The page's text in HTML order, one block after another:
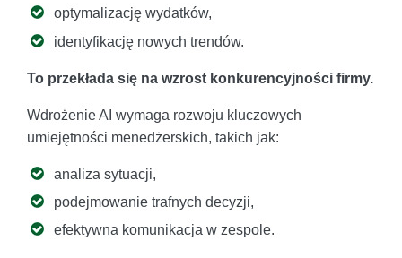
optymalizację wydatków,
identyfikację nowych trendów.
To przekłada się na wzrost konkurencyjności firmy.
Wdrożenie AI wymaga rozwoju kluczowych
umiejętności menedżerskich, takich jak:
analiza sytuacji,
podejmowanie trafnych decyzji,
efektywna komunikacja w zespole.